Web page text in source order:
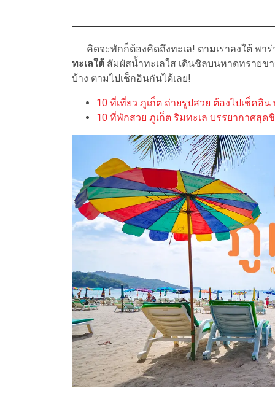
คิดจะพักก็ต้องคิดถึงทะเล! ตามเราลงใต้ พา
ทะเลใต้ สัมผัสน้ำทะเลใส เดินชิลบนหาดทราย
บ้าง ตามไปเช็กอินกันได้เลย!
10 ที่เที่ยว ภูเก็ต ถ่ายรูปสวย ต้องไปเช็คอิน
10 ที่พักสวย ภูเก็ต ริมทะเล บรรยากาศสุด